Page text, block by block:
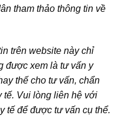
tham thảo thông tin về
trên website này chỉ
được xem là tư vấn y
thế cho tư vấn, chẩn
tế. Vui lòng liên hệ với
tế để được tư vấn cụ thể.